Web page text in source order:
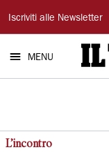
Il
Tirreno
Iscriviti alle Newsletter
MENU
L’incontro